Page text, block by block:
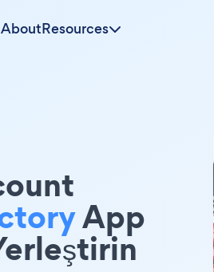
AboutResources
App